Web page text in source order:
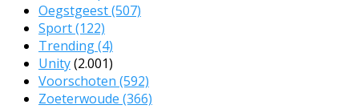
Oegstgeest(507)
Sport(122)
Trending(4)
Unity(2.001)
Voorschoten (592)
Zoeterwoude (366)